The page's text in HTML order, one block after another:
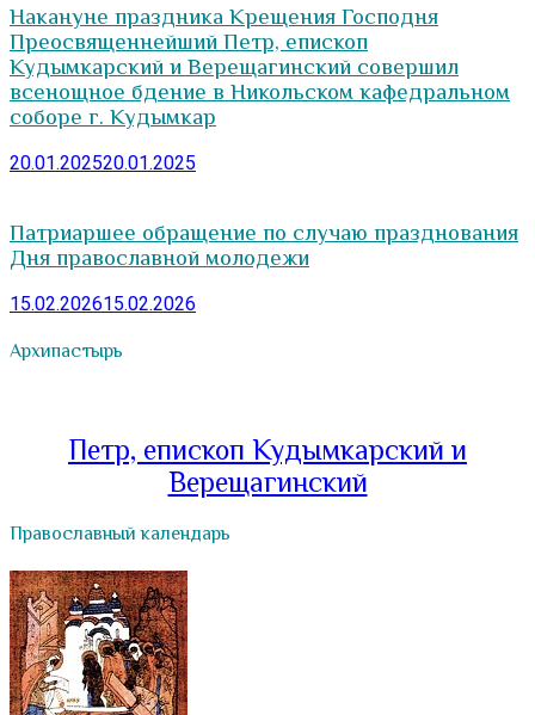
Накануне праздника Крещения Господня
Преосвященнейший Петр, епископ
Кудымкарский и Верещагинский совершил
всенощное бдение в Никольском кафедральном
соборе г. Кудымкар
20.01.202520.01.2025
Патриаршее обращение по случаю празднования
Дня православной молодежи
15.02.202615.02.2026
Архипастырь
Петр, епископ Кудымкарский и
Верещагинский
Православный календарь